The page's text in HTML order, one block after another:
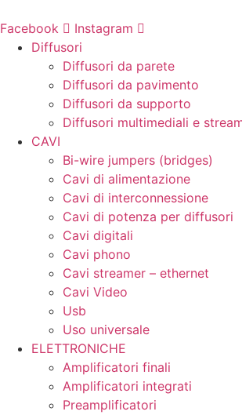
al
contenuto
Facebook
Instagram
Diffusori
Diffusori da parete
Diffusori da pavimento
Diffusori da supporto
Diffusori multimediali e
CAVI
Bi-wire jumpers (bridges)
Cavi di alimentazione
Cavi di interconnessione
Cavi di potenza per diffusori
Cavi digitali
Cavi phono
Cavi streamer – ethernet
Cavi Video
Usb
Uso universale
ELETTRONICHE
Amplificatori finali
Amplificatori integrati
Preamplificatori